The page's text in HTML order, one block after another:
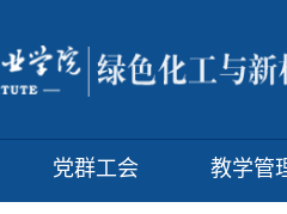
党群工会 教学管